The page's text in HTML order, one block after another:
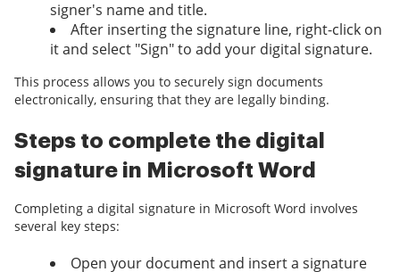
signer's name and title.
After inserting the signature line, right-click on
it and select "Sign" to add your digital signature.
This process allows you to securely sign documents
electronically, ensuring that they are legally binding.
Steps to complete the digital
signature in Microsoft Word
Completing a digital signature in Microsoft Word involves
several key steps:
Open your document and insert a signature